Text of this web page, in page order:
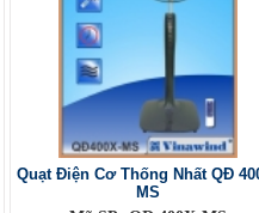
Quạt Điện Cơ Thống Nhất QĐ
MS